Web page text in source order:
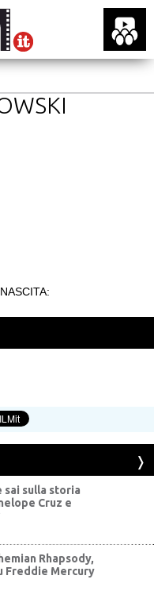
sai sulla storia
Cruz e
Rhapsody,
Freddie Mercury